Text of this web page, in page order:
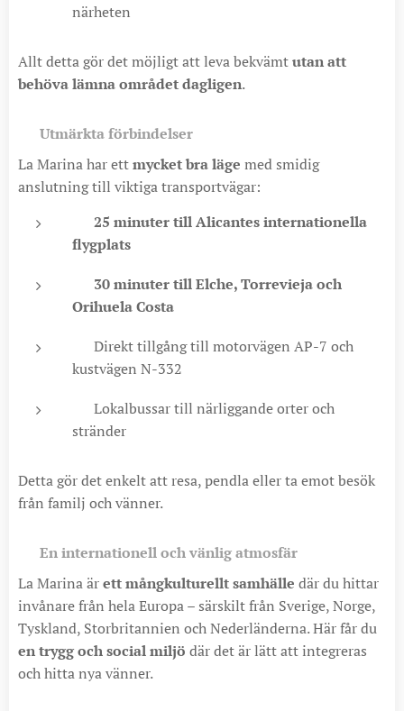
närheten
Allt detta gör det möjligt att leva bekvämtutan att
behöva lämna området dagligen.
Utmärkta förbindelser
La Marina har ettmycket bra läge med smidig
anslutning till viktiga transportvägar:
25 minuter till Alicantes internationella
flygplats
30 minuter till Elche, Torrevieja och
Orihuela Costa
🛣️ Direkt tillgång till motorvägen AP-7 och
kustvägen N-332
🚌 Lokalbussar till närliggande orter och
stränder
Detta gör det enkelt att resa, pendla eller ta emot besök
från familj och vänner.
En internationell och vänlig atmosfär
La Marina ärett mångkulturellt samhälle där du hittar
invånare från hela Europa – särskilt från Sverige, Norge,
Tyskland, Storbritannien och Nederländerna. Här får du
en trygg och social miljö där det är lätt att integreras
och hitta nya vänner.